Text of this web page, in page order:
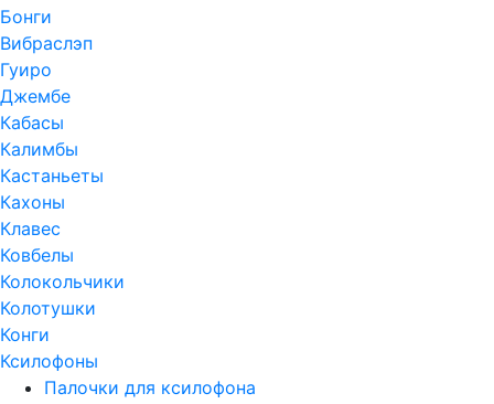
Бонги
Вибраслэп
Гуиро
Джембе
Кабасы
Калимбы
Кастаньеты
Кахоны
Клавес
Ковбелы
Колокольчики
Колотушки
Конги
Ксилофоны
Палочки для ксилофона